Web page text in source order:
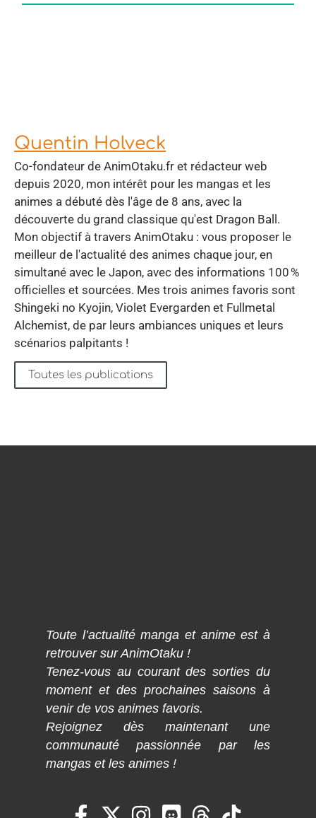
Quentin Holveck
Co-fondateur de AnimOtaku.fr et rédacteur web
depuis 2020, mon intérêt pour les mangas et les
animes a débuté dès l'âge de 8 ans, avec la
découverte du grand classique qu'est Dragon Ball.
Mon objectif à travers AnimOtaku : vous proposer le
meilleur de l'actualité des animes chaque jour, en
simultané avec le Japon, avec des informations 100 %
officielles et sourcées. Mes trois animes favoris sont
Shingeki no Kyojin, Violet Evergarden et Fullmetal
Alchemist, de par leurs ambiances uniques et leurs
scénarios palpitants !
Toutes les publications
Toute l’actualité manga et anime est à
retrouver sur AnimOtaku !
Tenez-vous au courant des sorties du
moment et des prochaines saisons à
venir de vos animes favoris.
Rejoignez dès maintenant une
communauté passionnée par les
mangas et les animes !